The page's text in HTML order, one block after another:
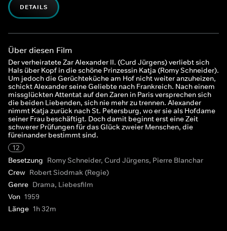
DETAILS
Über diesen Film
Der verheiratete Zar Alexander II. (Curd Jürgens) verliebt sich
Hals über Kopf in die schöne Prinzessin Katja (Romy Schneider).
Um jedoch die Gerüchteküche am Hof nicht weiter anzuheizen,
schickt Alexander seine Geliebte nach Frankreich. Nach einem
missglückten Attentat auf den Zaren in Paris versprechen sich
die beiden Liebenden, sich nie mehr zu trennen. Alexander
nimmt Katja zurück nach St. Petersburg, wo er sie als Hofdame
seiner Frau beschäftigt. Doch damit beginnt erst eine Zeit
schwerer Prüfungen für das Glück zweier Menschen, die
füreinander bestimmt sind.
12
Besetzung Romy Schneider, Curd Jürgens, Pierre Blanchar
Crew Robert Siodmak (Regie)
Genre Drama, Liebesfilm
Von 1959
Länge 1h 32m